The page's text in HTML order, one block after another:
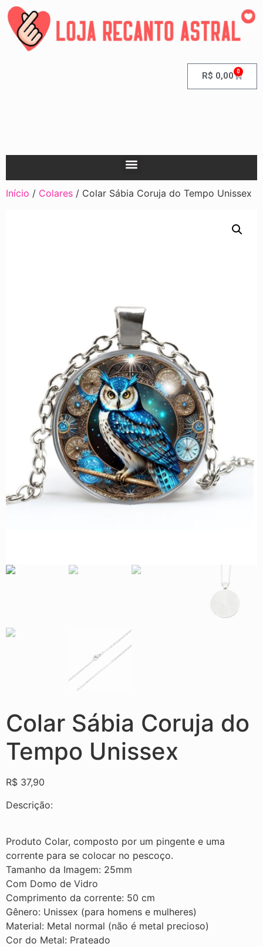
R$ 0,00 0
Início / Colares / Colar Sábia Coruja do Tempo Unissex
Colar Sábia Coruja do
Tempo Unissex
R$ 37,90
Descrição:
Produto Colar, composto por um pingente e uma
corrente para se colocar no pescoço.
Tamanho da Imagem: 25mm
Com Domo de Vidro
Comprimento da corrente: 50 cm
Gênero: Unissex (para homens e mulheres)
Material: Metal normal (não é metal precioso)
Cor do Metal: Prateado